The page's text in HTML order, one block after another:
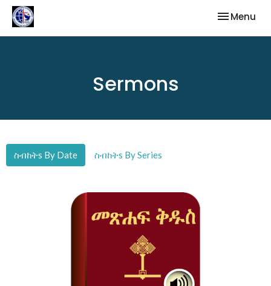
Toggle
Menu
Sermons
ስብከትs By Date ስብከትs By Series